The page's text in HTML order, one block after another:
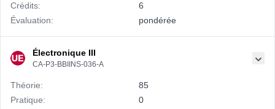
Crédits:
6
Évaluation:
pondérée
Électronique III
CA-P3-BBIINS-036-A
Théorie:
85
Pratique:
0